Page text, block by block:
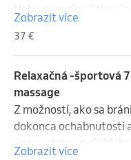
tlaku na svalovú
od bolesti nielen na
disfunkcie iných častí
Zobrazit více
37 €
Relaxačná -športová
massage
Z možností, ako sa
dokonca ochabnutosti
únavy, stresu a
Zobrazit více